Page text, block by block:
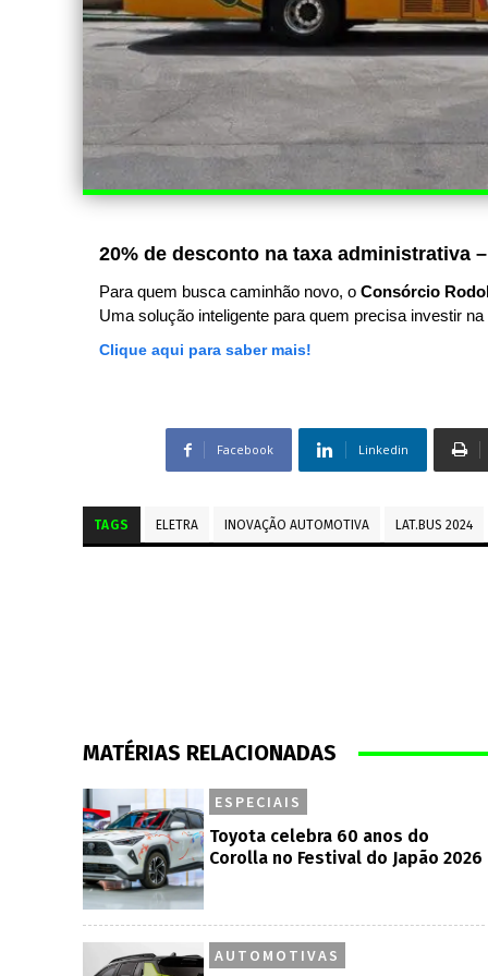
20% de desconto na taxa administrativa
Para quem busca caminhão novo, o Consórcio
Uma solução inteligente para quem precisa investir na
Clique aqui para saber mais!
Facebook Linkedin
TAGS ELETRA INOVAÇÃO AUTOMOTIVA LAT.BUS 2024
MATÉRIAS RELACIONADAS
ESPECIAIS
Toyota celebra 60 anos do
Corolla no Festival do Japão 2026
AUTOMOTIVAS